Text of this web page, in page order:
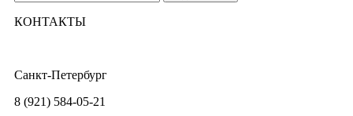
КОНТАКТЫ
Санкт-Петербург
8 (921) 584-05-21